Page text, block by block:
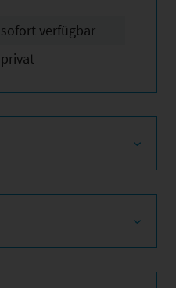
sofort verfügbar
privat